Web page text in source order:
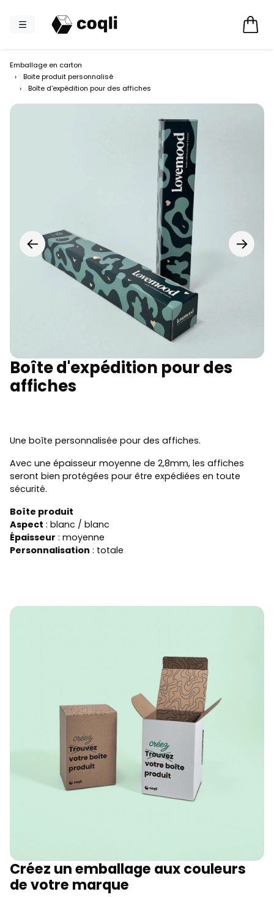
Emballage en carton
›
Boite produit personnalisé
›
Boîte d'expédition pour des affiches
← →
Boîte d'expédition pour des
affiches
Une boîte personnalisée pour des affiches.
Avec une épaisseur moyenne de 2,8mm, les affiches
seront bien protégées pour être expédiées en toute
sécurité.
Boîte produit
Aspect : blanc / blanc
Épaisseur : moyenne
Personnalisation : totale
Créez un emballage aux couleurs
de votre marque